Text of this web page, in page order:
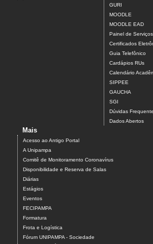
GURI
MOODLE
MOODLE EAD
Painel de Serviços
Certificados
Guia Telefônico
Cardápios RUs
Calendário
SIPPEE
GAUCHA
SGI
Dúvidas
Dados Abertos
Mais
Acesso ao Antigo Portal
A Unipampa
Comitê de Monitoramento Coronavírus
Disponibilidade e Reserva de Salas
Diárias
Estágios
Eventos
FECIPAMPA
Formatura
Frota e Logística
Fórum UNIPAMPA - Sociedade